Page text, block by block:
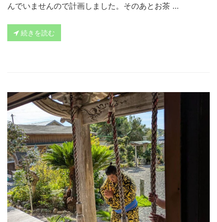
んでいませんので計画しました。そのあとお茶 …
続きを読む